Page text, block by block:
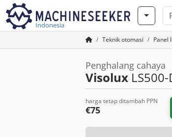
Indonesia
Teknik otomasi Panel
Penghalang cahaya
Visolux LS500-
harga tetap ditambah PPN
€75